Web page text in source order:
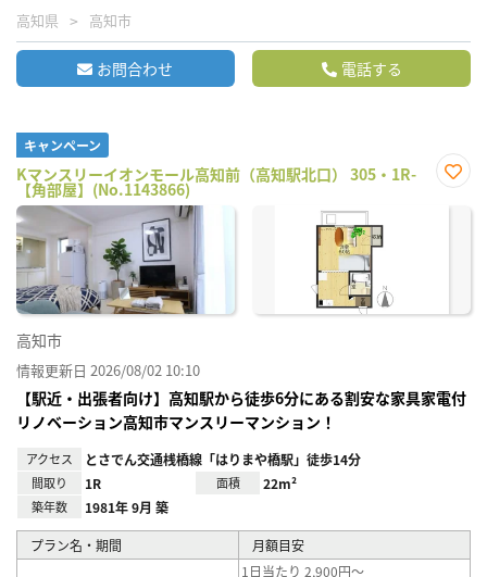
高知県 高知市
お問合わせ 電話する
キャンペーン
Kマンスリーイオンモール高知前（高知駅北口） 305・1R-
【角部屋】(No.1143866)
に入
高知市
情報更新日 2026/08/02 10:10
【駅近・出張者向け】高知駅から徒歩6分にある割安な家具家電付
リノベーション高知市マンスリーマンション！
アクセス とさでん交通桟橋線「はりまや橋駅」徒歩14分
間取り 1R 面積 22m²
築年数 1981年 9月 築
プラン名・期間 月額目安
1日当たり 2,900円～